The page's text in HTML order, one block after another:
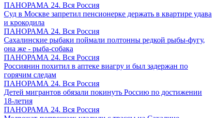
ПАНОРАМА 24. Вся Россия
Суд в Москве запретил пенсионерке держать в квартире удава
и крокодила
ПАНОРАМА 24. Вся Россия
Сахалинские рыбаки поймали полтонны редкой рыбы-фугу,
она же - рыба-собака
ПАНОРАМА 24. Вся Россия
Россиянин похитил в аптеке виагру и был задержан по
горячим следам
ПАНОРАМА 24. Вся Россия
Детей мигрантов обязали покинуть Россию по достижении
18-летия
ПАНОРАМА 24. Вся Россия